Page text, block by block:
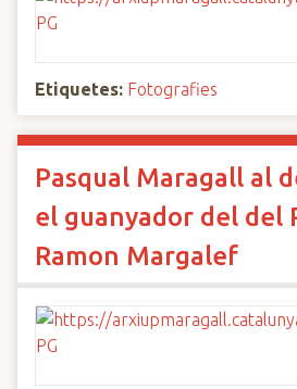
Etiquetes: Fotografies
Pasqual Maragall al
el guanyador del del
Ramon Margalef